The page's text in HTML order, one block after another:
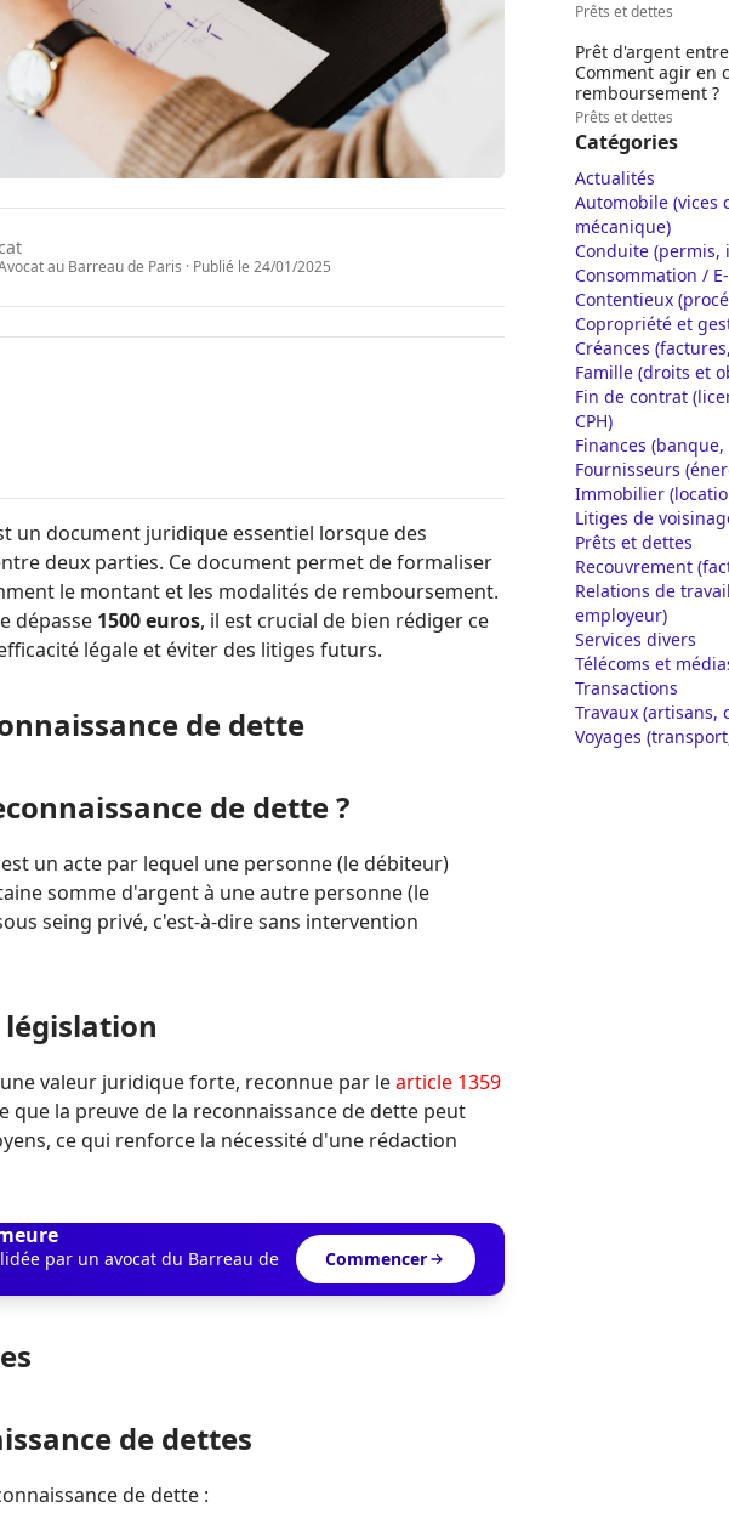
au Barreau de Paris · Publié le 24/01/2025
un document juridique essentiel lorsque des
deux parties. Ce document permet de formaliser
le montant et les modalités de remboursement.
dépasse 1500 euros, il est crucial de bien rédiger ce
légale et éviter des litiges futurs.
de dette
de dette ?
un acte par lequel une personne (le débiteur)
somme d'argent à une autre personne (le
seing privé, c'est-à-dire sans intervention
valeur juridique forte, reconnue par learticle 1359
que la preuve de la reconnaissance de dette peut
ce qui renforce la nécessité d'une rédaction
par un avocat du Barreau de
Commencer
de dettes
de dette :
Prêts et dettes
Prêt d'argent
Comment agir en
remboursement ?
Prêts et dettes
Catégories
Actualités
Automobile (vices
mécanique)
Conduite (permis,
Consommation /
Contentieux
Copropriété et
Créances
Famille (droits et
Fin de contrat
CPH)
Finances
Fournisseurs
Immobilier
Litiges de
Prêts et dettes
Recouvrement
Relations de
employeur)
Services divers
Télécoms et
Transactions
Travaux (artisans,
Voyages